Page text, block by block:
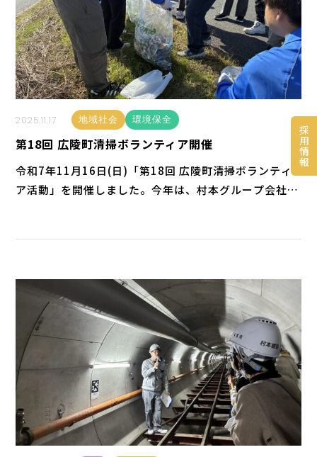
採
用
情
報
2025.11.17 地域社会 環境保全
第18回 広陵町清掃ボランティア開催
令和7年11月16日(日)「第18回 広陵町清掃ボランティ
ア活動」を開催しました。今年は、村本グループ会社・